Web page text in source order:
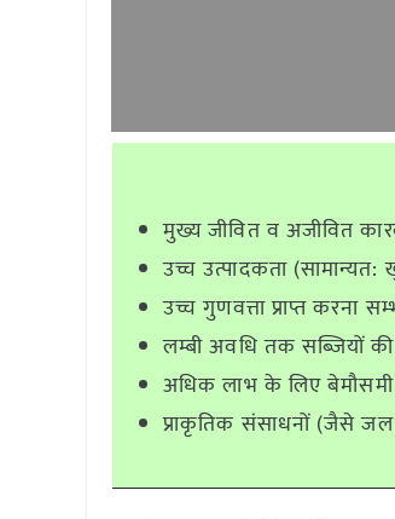
मुख्य जीवित व अजीवित
उच्च उत्पादकता
उच्च गुणवत्ता प्राप्त
लम्बी अवधि तक सब्जियों
अधिक लाभ के लिए बेमौसमी
प्राकृतिक संसाधनों (जैसे